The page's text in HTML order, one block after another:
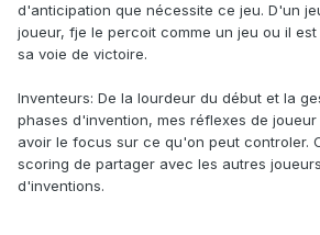
d'anticipation que nécessite ce jeu. D'un
joueur, fje le percoit comme un jeu ou il
sa voie de victoire.
Inventeurs: De la lourdeur du début et la
phases d'invention, mes réflexes de
avoir le focus sur ce qu'on peut controler.
scoring de partager avec les autres
d'inventions.